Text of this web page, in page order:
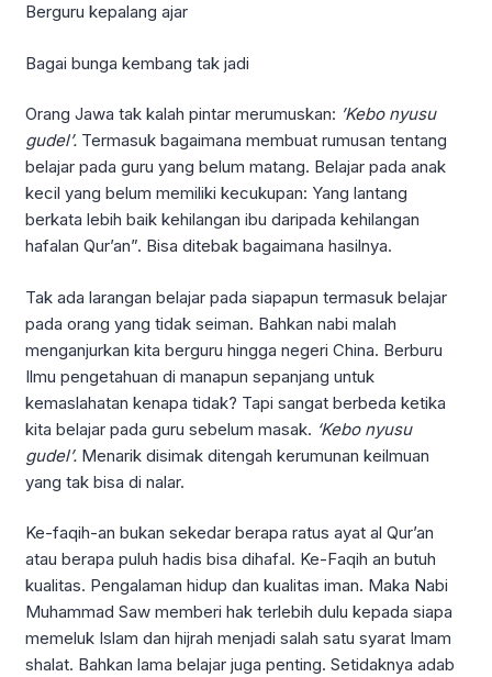
Berguru kepalang ajar
Bagai bunga kembang tak jadi
Orang Jawa tak kalah pintar merumuskan: ’Kebo nyusu
gudel’. Termasuk bagaimana membuat rumusan tentang
belajar pada guru yang belum matang. Belajar pada anak
kecil yang belum memiliki kecukupan: Yang lantang
berkata lebih baik kehilangan ibu daripada kehilangan
hafalan Qur’an”. Bisa ditebak bagaimana hasilnya.
Tak ada larangan belajar pada siapapun termasuk belajar
pada orang yang tidak seiman. Bahkan nabi malah
menganjurkan kita berguru hingga negeri China. Berburu
Ilmu pengetahuan di manapun sepanjang untuk
kemaslahatan kenapa tidak? Tapi sangat berbeda ketika
kita belajar pada guru sebelum masak. ‘Kebo nyusu
gudel’. Menarik disimak ditengah kerumunan keilmuan
yang tak bisa di nalar.
Ke-faqih-an bukan sekedar berapa ratus ayat al Qur’an
atau berapa puluh hadis bisa dihafal. Ke-Faqih an butuh
kualitas. Pengalaman hidup dan kualitas iman. Maka Nabi
Muhammad Saw memberi hak terlebih dulu kepada siapa
memeluk Islam dan hijrah menjadi salah satu syarat Imam
shalat. Bahkan lama belajar juga penting. Setidaknya adab